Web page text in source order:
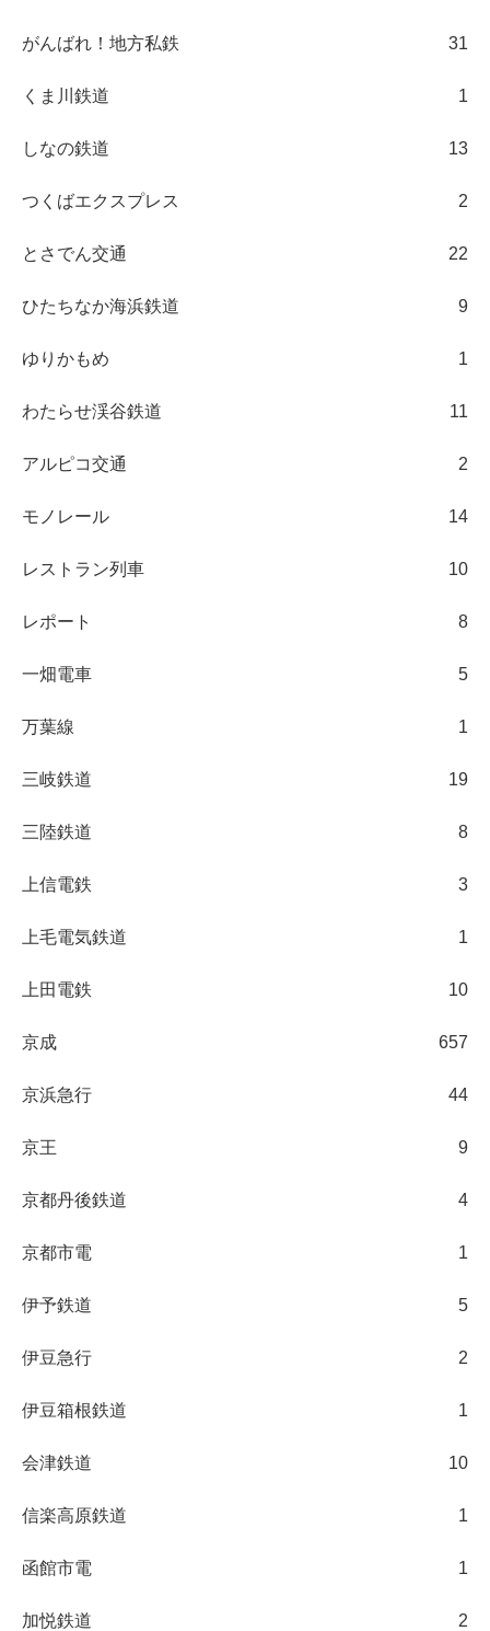
がんばれ！地方私鉄 31
くま川鉄道 1
しなの鉄道 13
つくばエクスプレス 2
とさでん交通 22
ひたちなか海浜鉄道 9
ゆりかもめ 1
わたらせ渓谷鉄道 11
アルピコ交通 2
モノレール 14
レストラン列車 10
レポート 8
一畑電車 5
万葉線 1
三岐鉄道 19
三陸鉄道 8
上信電鉄 3
上毛電気鉄道 1
上田電鉄 10
京成 657
京浜急行 44
京王 9
京都丹後鉄道 4
京都市電 1
伊予鉄道 5
伊豆急行 2
伊豆箱根鉄道 1
会津鉄道 10
信楽高原鉄道 1
函館市電 1
加悦鉄道 2